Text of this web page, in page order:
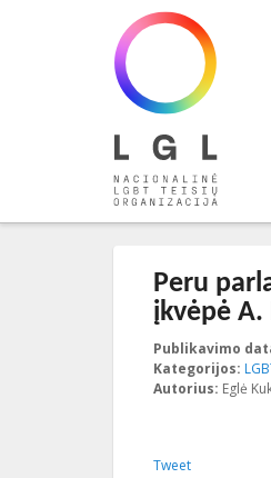
Nacionalinė LGBT
Peru
įkvėpė
Publikavimo
Kategorijos:
Autorius: Eglė
Tweet